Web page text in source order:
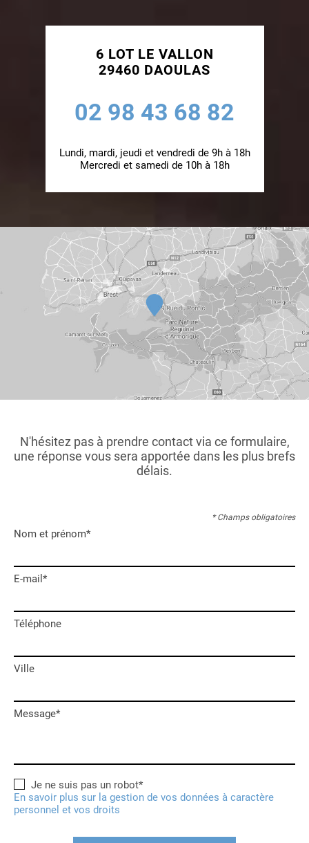
6 LOT LE VALLON
29460 DAOULAS
02 98 43 68 82
Lundi, mardi, jeudi et vendredi de 9h à 18h
Mercredi et samedi de 10h à 18h
N'hésitez pas à prendre contact via ce formulaire,
une réponse vous sera apportée dans les plus brefs
délais.
* Champs obligatoires
Nom et prénom*
E-mail*
Téléphone
Ville
Message*
Je ne suis pas un robot*
En savoir plus sur la gestion de vos données à caractère
personnel et vos droits